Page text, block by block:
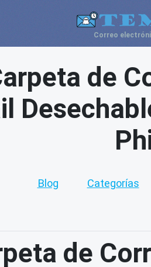
Correo
de
Blog Categorías
de